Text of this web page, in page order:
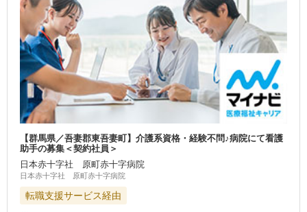
【群馬県／吾妻郡東吾妻町】介護系資格・経験不問♪病院にて看護
助手の募集＜契約社員＞
日本赤十字社 原町赤十字病院
日本赤十字社 原町赤十字病院
転職支援サービス経由